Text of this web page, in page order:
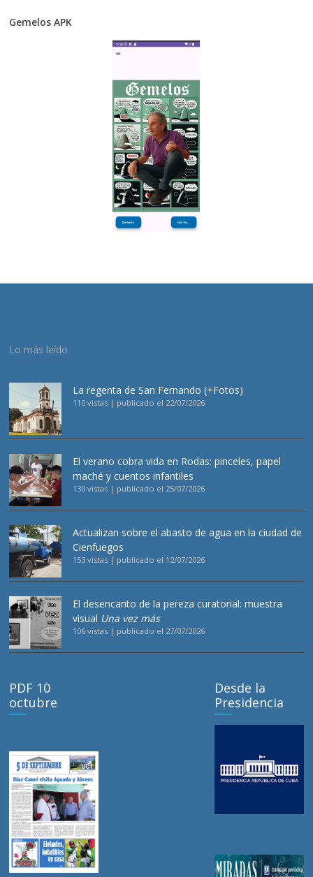
Gemelos APK
Lo más leído
La regenta de San Fernando (+Fotos)
110 vistas | publicado el 22/07/2026
El verano cobra vida en Rodas: pinceles, papel
maché y cuentos infantiles
130 vistas | publicado el 25/07/2026
Actualizan sobre el abasto de agua en la ciudad de
Cienfuegos
153 vistas | publicado el 12/07/2026
El desencanto de la pereza curatorial: muestra
visual Una vez más
106 vistas | publicado el 27/07/2026
PDF 10
octubre
Desde la
Presidencia